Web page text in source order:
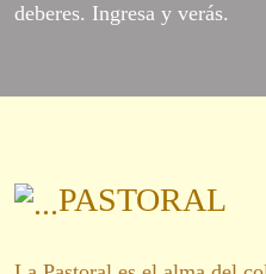
deberes. Ingresa y verás.
PASTORAL